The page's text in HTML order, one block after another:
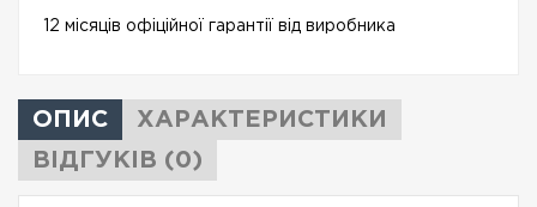
12 місяців офіційної гарантії від виробника
ОПИС
ХАРАКТЕРИСТИКИ
ВІДГУКІВ (0)